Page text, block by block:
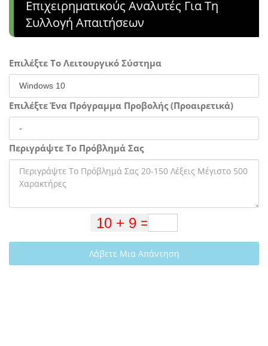
Επιχειρηματικούς Αναλυτές Για Τη
Συλλογή Απαιτήσεων
Επιλέξτε Το Λειτουργικό Σύστημα
Επιλέξτε Ένα Πρόγραμμα Προβολής (Προαιρετικά)
Περιγράψτε Το Πρόβλημά Σας
Λάβετε Μια Απάντηση